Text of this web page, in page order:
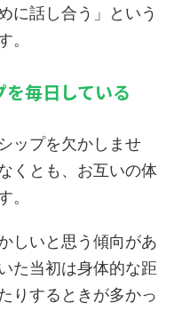
に話し合う」という
。
毎日している
ップを欠かしませ
くとも、お互いの体
。
しいと思う傾向があ
た当初は身体的な距
りするときが多かっ